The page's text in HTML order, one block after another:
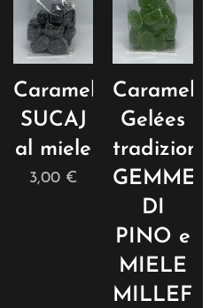
Caramelle
SUCAJ
al miele
3,00 €
Gelées
GEMME
DI
PINO e
MIELE